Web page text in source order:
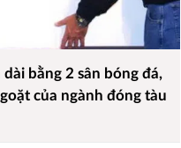
bằng 2 sân bóng đá,
của ngành đóng tàu